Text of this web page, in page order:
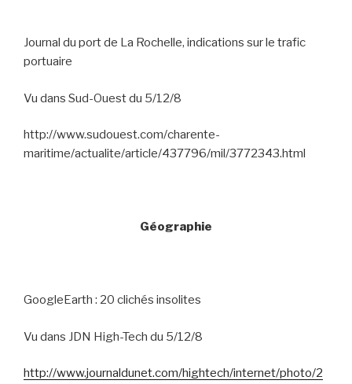
Journal du port de La Rochelle, indications sur le trafic
portuaire
Vu dans Sud-Ouest du 5/12/8
http://www.sudouest.com/charente-
maritime/actualite/article/437796/mil/3772343.html
Géographie
GoogleEarth : 20 clichés insolites
Vu dans JDN High-Tech du 5/12/8
http://www.journaldunet.com/hightech/internet/photo/2